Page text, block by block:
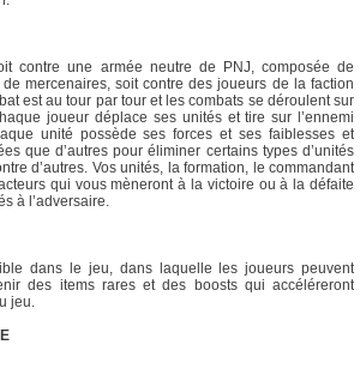
contre une armée neutre de PNJ, composée de
mercenaires, soit contre des joueurs de la faction
est au tour par tour et les combats se déroulent sur
joueur déplace ses unités et tire sur l’ennemi
unité possède ses forces et ses faiblesses et
que d’autres pour éliminer certains types d’unités
d’autres. Vos unités, la formation, le commandant
qui vous mèneront à la victoire ou à la défaite
à l’adversaire.
dans le jeu, dans laquelle les joueurs peuvent
des items rares et des boosts qui accéléreront
jeu.